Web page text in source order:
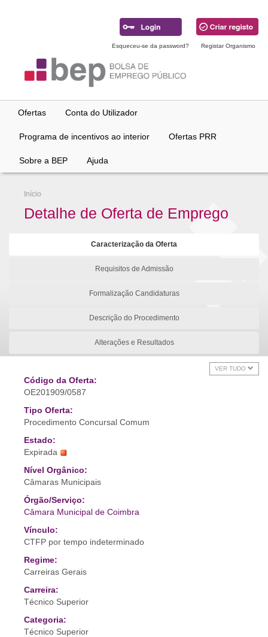
Esqueceu-se da password? Registar Organismo
Ofertas Conta do Utilizador
Programa de incentivos ao interior Ofertas PRR
Sobre a BEP Ajuda
Início
Detalhe de Oferta de Emprego
Caracterização da Oferta
Requisitos de Admissão
Formalização Candidaturas
Descrição do Procedimento
Alterações e Resultados
VER TUDO
Código da Oferta:
OE201909/0587
Tipo Oferta:
Procedimento Concursal Comum
Estado:
Expirada
Nível Orgânico:
Câmaras Municipais
Órgão/Serviço:
Câmara Municipal de Coimbra
Vínculo:
CTFP por tempo indeterminado
Regime:
Carreiras Gerais
Carreira:
Técnico Superior
Categoria:
Técnico Superior